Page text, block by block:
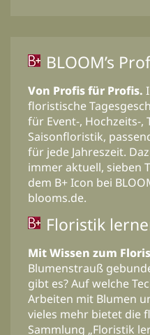
BLOOM’s
Von Profis für Profis.
floristische
für Event-, Hochzeits-,
Saisonfloristik,
für jede Jahreszeit.
immer aktuell, sieben
dem B+ Icon bei
blooms.de.
Floristik
Mit Wissen zum
Blumenstrauß
gibt es? Auf welche
Arbeiten mit Blumen
vieles mehr bietet die
Sammlung „Floristik